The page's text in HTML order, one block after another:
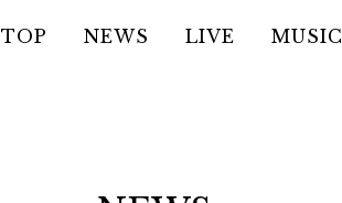
TOP NEWS LIVE MUSIC